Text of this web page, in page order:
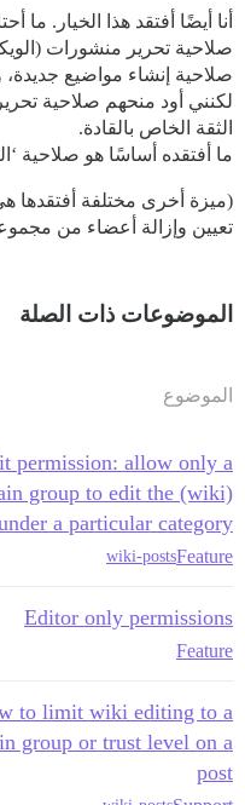
أنا أيضًا أفتقد هذا الخيار.
صلاحية تحرير منشورات
صلاحية إنشاء مواضيع جديدة،
لكنني أود منحهم صلاحية
الثقة الخاص بالقادة.
ما أفتقده أساسًا هو صلاحية
(ميزة أخرى مختلفة أفتقدها
تعيين وإزالة أعضاء من
الموضوعات ذات الصلة
الموضوع
permission: allow only a
group to edit the (wiki)
a particular category
Feature
wiki-posts
Editor only permissions
Feature
to limit wiki editing to a
group or trust level on a
post